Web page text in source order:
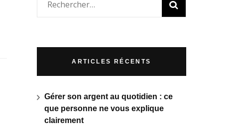
Rechercher :
ARTICLES RÉCENTS
Gérer son argent au quotidien : ce
que personne ne vous explique
clairement